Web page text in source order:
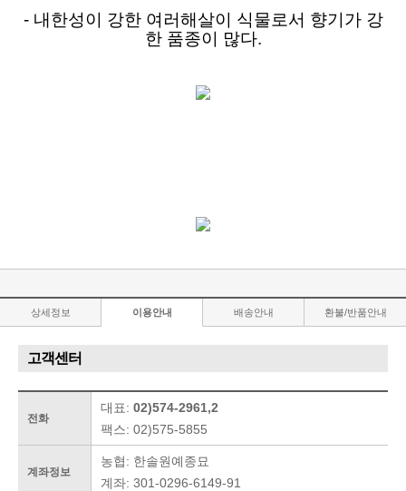
- 내한성이 강한 여러해살이 식물로서 향기가 강
한 품종이 많다.
상세정보 이용안내 배송안내 환불/반품안내
고객센터
전화
대표: 02)574-2961,2
팩스: 02)575-5855
계좌정보
농협: 한솔원예종묘
계좌: 301-0296-6149-91